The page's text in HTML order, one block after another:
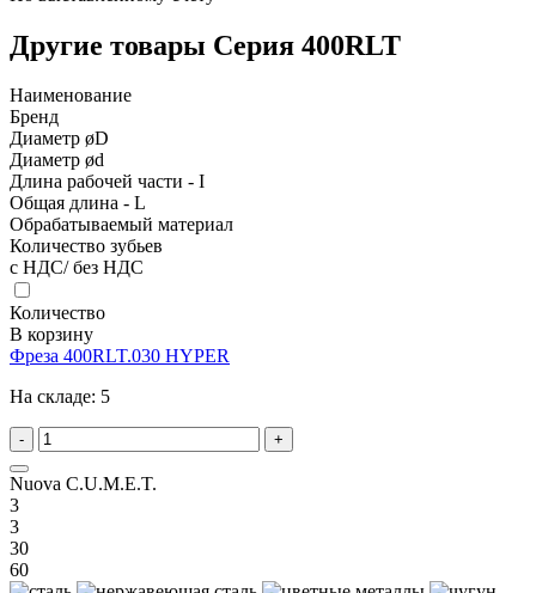
Другие товары Серия 400RLT
Наименование
Бренд
Диаметр øD
Диаметр ød
Длина рабочей части - I
Общая длина - L
Обрабатываемый материал
Количество зубьев
с НДС/ без НДС
Количество
В корзину
Фреза 400RLT.030 HYPER
На складе: 5
- +
Nuova C.U.M.E.T.
3
3
30
60